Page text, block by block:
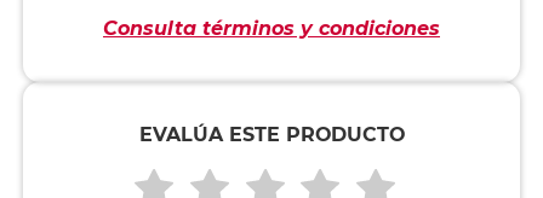
Consulta términos y condiciones
EVALÚA ESTE PRODUCTO